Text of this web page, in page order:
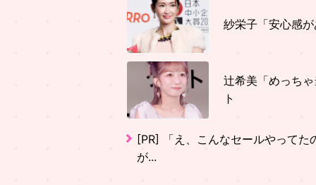
紗栄子「安心感
辻希美「めっち
ト
[PR] 「え、こんなセールやって
が...